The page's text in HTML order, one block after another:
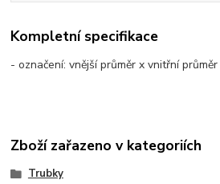
Kompletní specifikace
- označení: vnější průměr x vnitřní
Zboží zařazeno v kategoriích
Trubky